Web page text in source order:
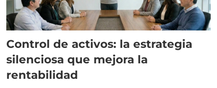
Control de activos: la estrategia
silenciosa que mejora la
rentabilidad